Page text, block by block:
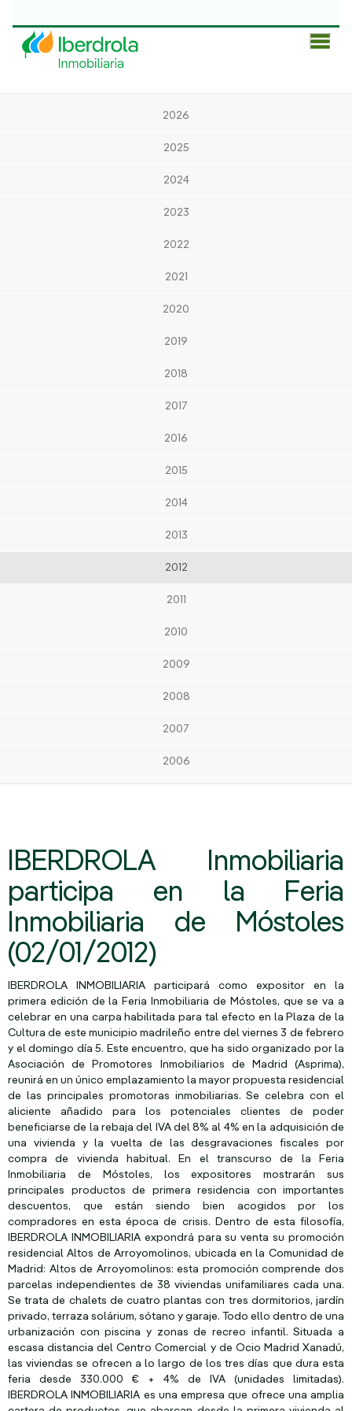
2026
2025
2024
2023
2022
2021
2020
2019
2018
2017
2016
2015
2014
2013
2012
2011
2010
2009
2008
2007
2006
IBERDROLA Inmobiliaria
participa en la Feria
Inmobiliaria de Móstoles
(02/01/2012)
IBERDROLA INMOBILIARIA participará como expositor en la
primera edición de la Feria Inmobiliaria de Móstoles, que se va a
celebrar en una carpa habilitada para tal efecto en la Plaza de la
Cultura de este municipio madrileño entre del viernes 3 de febrero
y el domingo día 5. Este encuentro, que ha sido organizado por la
Asociación de Promotores Inmobiliarios de Madrid (Asprima),
reunirá en un único emplazamiento la mayor propuesta residencial
de las principales promotoras inmobiliarias. Se celebra con el
aliciente añadido para los potenciales clientes de poder
beneficiarse de la rebaja del IVA del 8% al 4% en la adquisición de
una vivienda y la vuelta de las desgravaciones fiscales por
compra de vivienda habitual. En el transcurso de la Feria
Inmobiliaria de Móstoles, los expositores mostrarán sus
principales productos de primera residencia con importantes
descuentos, que están siendo bien acogidos por los
compradores en esta época de crisis. Dentro de esta filosofía,
IBERDROLA INMOBILIARIA expondrá para su venta su promoción
residencial Altos de Arroyomolinos, ubicada en la Comunidad de
Madrid: Altos de Arroyomolinos: esta promoción comprende dos
parcelas independientes de 38 viviendas unifamiliares cada una.
Se trata de chalets de cuatro plantas con tres dormitorios, jardín
privado, terraza solárium, sótano y garaje. Todo ello dentro de una
urbanización con piscina y zonas de recreo infantil. Situada a
escasa distancia del Centro Comercial y de Ocio Madrid Xanadú,
las viviendas se ofrecen a lo largo de los tres días que dura esta
feria desde 330.000 € + 4% de IVA (unidades limitadas).
IBERDROLA INMOBILIARIA es una empresa que ofrece una amplia